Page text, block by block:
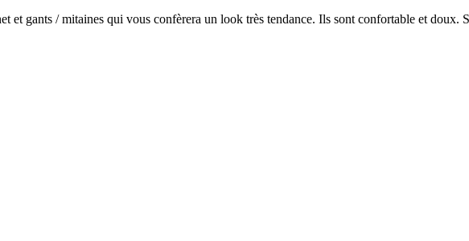
et gants / mitaines qui vous confèrera un look très tendance. Ils sont confortable et doux.